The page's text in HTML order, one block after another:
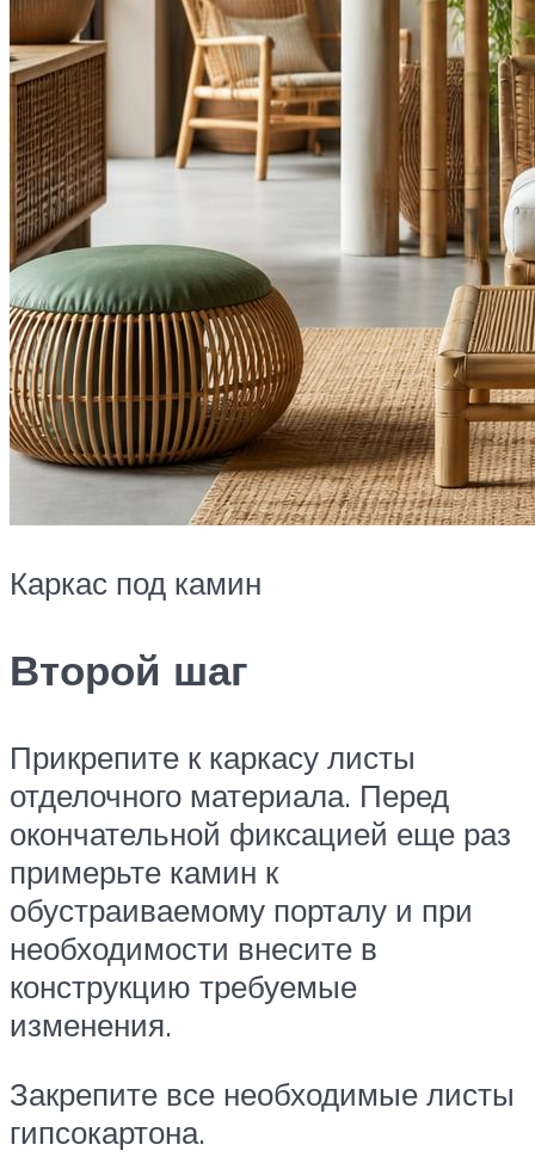
Каркас под камин
Второй шаг
Прикрепите к каркасу листы
отделочного материала. Перед
окончательной фиксацией еще раз
примерьте камин к
обустраиваемому порталу и при
необходимости внесите в
конструкцию требуемые
изменения.
Закрепите все необходимые листы
гипсокартона.